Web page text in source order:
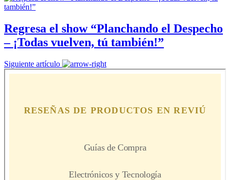
Regresa el show “Planchando el Despecho
– ¡Todas vuelven, tú también!”
Siguiente artículo